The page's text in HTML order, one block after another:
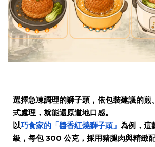
選擇急凍調理的獅子頭，依包裝建議的煎
式處理，就能還原道地口感。
以巧食家的「醬香紅燒獅子頭」 為例，這
級，每包 300 公克，採用豬腿肉與精緻